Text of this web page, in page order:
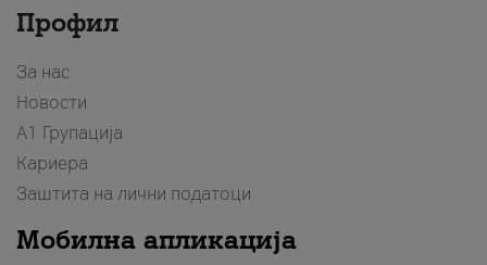
Профил
За нас
Новости
А1 Групација
Кариера
Заштита на лични податоци
Мобилна апликација